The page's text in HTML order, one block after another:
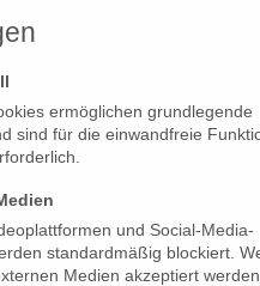
PRODUCTIONS
ermöglichen grundlegende
sind für die einwandfreie
und Social-Media-
standardmäßig blockiert.
Medien akzeptiert